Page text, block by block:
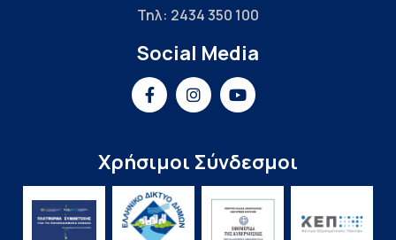
Τηλ: 2434 350 100
Social Media
Χρήσιμοι Σύνδεσμοι